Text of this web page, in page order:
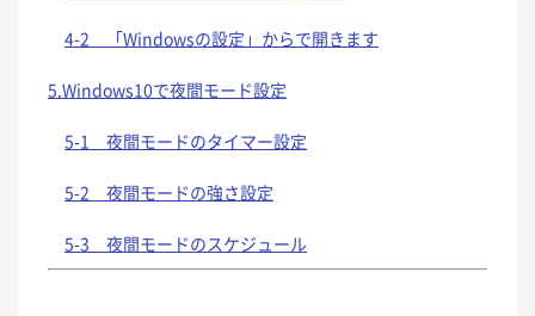
4-2 「Windowsの設定」からで開きます
5.Windows10で夜間モード設定
5-1 夜間モードのタイマー設定
5-2 夜間モードの強さ設定
5-3 夜間モードのスケジュール